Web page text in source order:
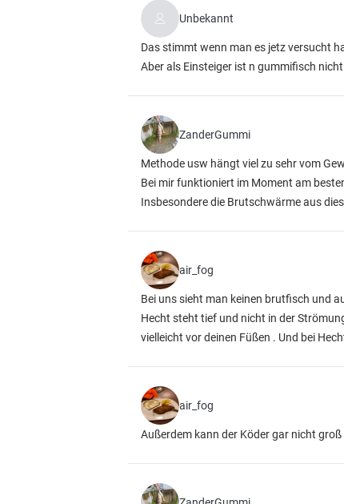
Unbekannt
Das stimmt wenn man es jetz versucht
Aber als Einsteiger ist n gummifisch
ZanderGummi
Methode usw hängt viel zu sehr vom
Bei mir funktioniert im Moment am
Insbesondere die Brutschwärme aus
air_fog
Bei uns sieht man keinen brutfisch und
Hecht steht tief und nicht in der
vielleicht vor deinen Füßen . Und bei
air_fog
Außerdem kann der Köder gar nicht